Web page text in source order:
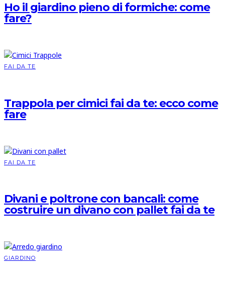
Ho il giardino pieno di formiche: come
fare?
FAI DA TE
Trappola per cimici fai da te: ecco come
fare
FAI DA TE
Divani e poltrone con bancali: come
costruire un divano con pallet fai da te
GIARDINO